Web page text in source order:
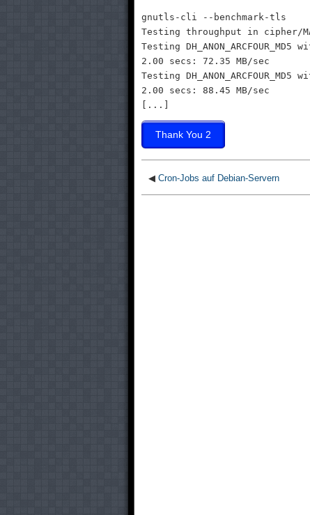
gnutls-cli --benchmark-tls
Testing throughput in cipher/
Testing
2.00 secs: 72.35 MB/sec
Testing
2.00 secs: 88.45 MB/sec
[...]
◀ Cron-Jobs auf Debian-Servern